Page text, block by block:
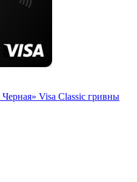
Visa Classic гривны